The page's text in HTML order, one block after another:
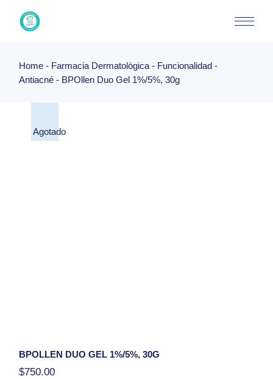
content
Home Farmacia Dermatológica
Funcionalidad
Antiacné
BPOllen Duo Gel 1%/5%, 30g
Agotado
BPOLLEN DUO GEL 1%/5%, 30G
$750.00